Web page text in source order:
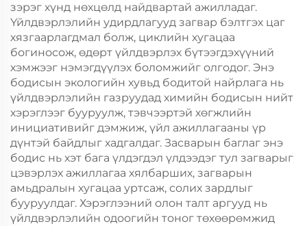
зэрэг хүнд нөхцөлд найдвартай ажилладаг.
Үйлдвэрлэлийн удирдлагууд загвар бэлтгэх цаг
хязгаарлагдмал болж, циклийн хугацаа
богиносож, өдөрт үйлдвэрлэх бүтээгдэхүүний
хэмжээг нэмэгдүүлэх боломжийг олгодог. Энэ
бодисын экологийн хувьд бодитой найрлага нь
үйлдвэрлэлийн газруудад химийн бодисын нийт
хэрэглээг бууруулж, тэвчээртэй хөгжлийн
инициативийг дэмжиж, үйл ажиллагааны үр
дүнтэй байдлыг хадгалдаг. Засварын баглаг энэ
бодис нь хэт бага үлдэгдэл үлдээдэг тул загварыг
цэвэрлэх ажиллагаа хялбарших, загварын
амьдралын хугацаа уртсаж, солих зардлыг
бууруулдаг. Хэрэглээний олон талт аргууд нь
үйлдвэрлэлийн одоогийн тоног төхөөрөмжид